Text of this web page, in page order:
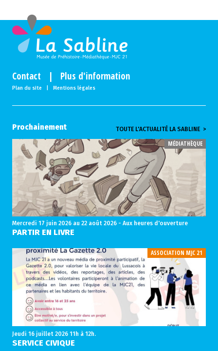
Contact | Plus d'information
Plan du site Mentions légales
Prochainement TOUTE L'ACTUALITÉ LA SABLINE >
MÉDIATHÈQUE
Mercredi 17 juin 2026au 22 août 2026 - Aux heures d'ouverture
PARTIR EN LIVRE
ASSOCIATION MJC 21
Jeudi 16 juillet 202611h à 12h.
SERVICE CIVIQUE